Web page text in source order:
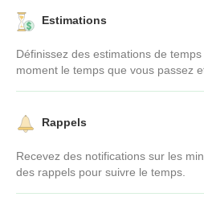
Estimations
Définissez des estimations de
moment le temps que vous passez
Rappels
Recevez des notifications sur les
des rappels pour suivre le temps.